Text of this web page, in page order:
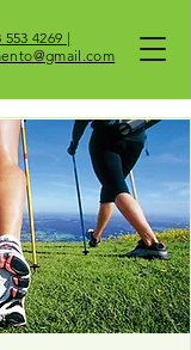
553 4269 |